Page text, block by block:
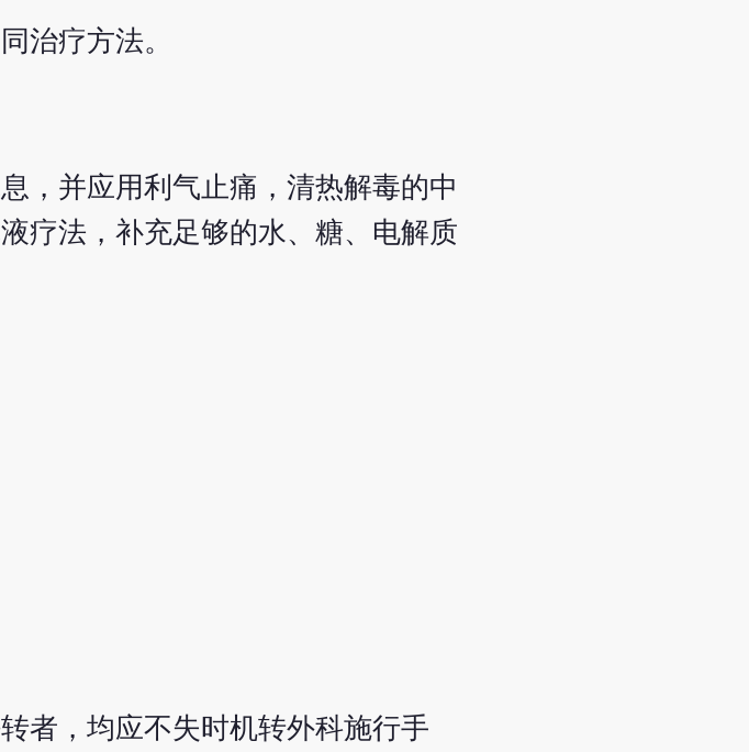
治疗方法。
，并应用利气止痛，清热解毒的中
疗法，补充足够的水、糖、电解质
者，均应不失时机转外科施行手